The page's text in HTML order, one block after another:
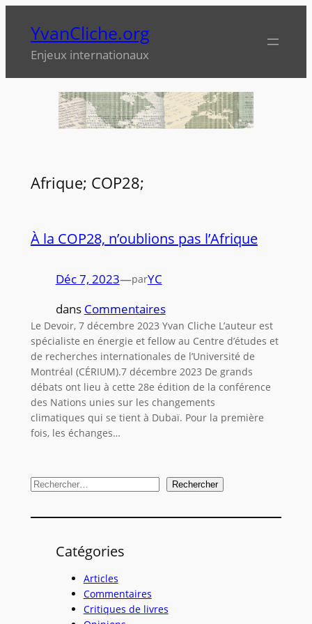
contenu
YvanCliche.org
Enjeux internationaux
Afrique; COP28;
À la COP28, n’oublions pas l’Afrique
Déc 7, 2023—parYC
dans Commentaires
Le Devoir, 7 décembre 2023 Yvan Cliche L’auteur est
spécialiste en énergie et fellow au Centre d’études et
de recherches internationales de l’Université de
Montréal (CÉRIUM).7 décembre 2023 De grands
débats ont lieu à cette 28e édition de la conférence
des Nations unies sur les changements
climatiques qui se tient à Dubaï. Pour la première
fois, les échanges…
R
c
Rechercher
Catégories
Articles
Commentaires
Critiques de livres